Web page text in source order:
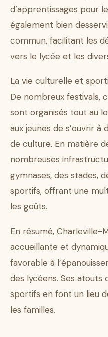
d’apprentissages pour
également bien
commun, facilitant les
vers le lycée et les
La vie culturelle et
De nombreux festivals,
sont organisés tout au
aux jeunes de s’ouvrir
de culture. En matière
nombreuses
gymnases, des stades,
sportifs, offrant une
les goûts.
En résumé, Charleville-
accueillante et
favorable à
des lycéens. Ses atouts
sportifs en font un lieu
les familles.